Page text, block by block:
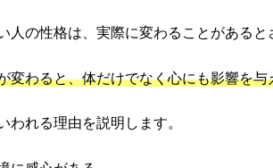
人の性格は、実際に変わることがあると
変わると、体だけでなく心にも影響を
われる理由を説明します。